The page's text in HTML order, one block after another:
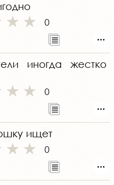
0
иногда жестко
0
ищет
0